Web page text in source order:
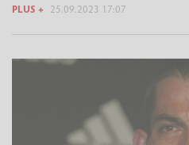
PLUS + 25.09.2023 17:07